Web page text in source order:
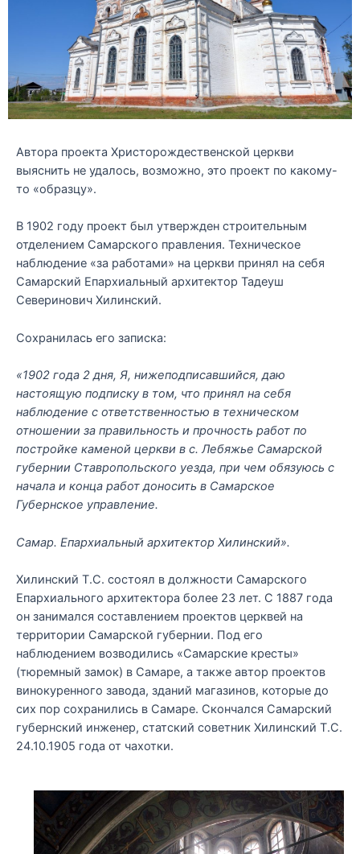
Автора проекта Христорождественской церкви
выяснить не удалось, возможно, это проект по какому-
то «образцу».
В 1902 году проект был утвержден строительным
отделением Самарского правления. Техническое
наблюдение «за работами» на церкви принял на себя
Самарский Епархиальный архитектор Тадеуш
Северинович Хилинский.
Сохранилась его записка:
«1902 года 2 дня, Я, нижеподписавшийся, даю
настоящую подписку в том, что принял на себя
наблюдение с ответственностью в техническом
отношении за правильность и прочность работ по
постройке каменой церкви в с. Лебяжье Самарской
губернии Ставропольского уезда, при чем обязуюсь с
начала и конца работ доносить в Самарское
Губернское управление.
Самар. Епархиальный архитектор Хилинский».
Хилинский Т.С. состоял в должности Самарского
Епархиального архитектора более 23 лет. С 1887 года
он занимался составлением проектов церквей на
территории Самарской губернии. Под его
наблюдением возводились «Самарские кресты»
(тюремный замок) в Самаре, а также автор проектов
винокуренного завода, зданий магазинов, которые до
сих пор сохранились в Самаре. Скончался Самарский
губернский инженер, статский советник Хилинский Т.С.
24.10.1905 года от чахотки.